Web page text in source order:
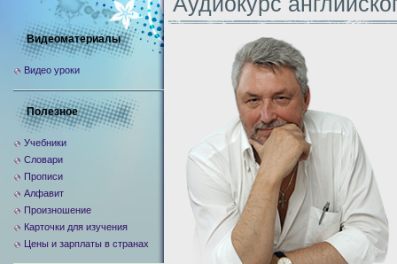
Видеоматериалы
Видео уроки
Полезное
Учебники
Словари
Прописи
Алфавит
Произношение
Карточки для изучения
Цены и зарплаты в странах